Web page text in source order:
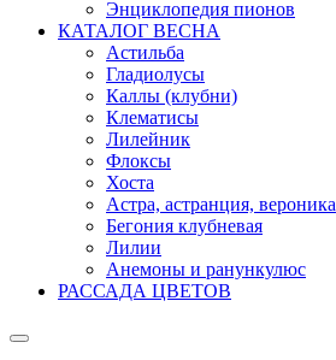
Энциклопедия пионов
КАТАЛОГ ВЕСНА
Астильба
Гладиолусы
Каллы (клубни)
Клематисы
Лилейник
Флоксы
Хоста
Астра, астранция, вероника
Бегония клубневая
Лилии
Анемоны и ранункулюс
РАССАДА ЦВЕТОВ